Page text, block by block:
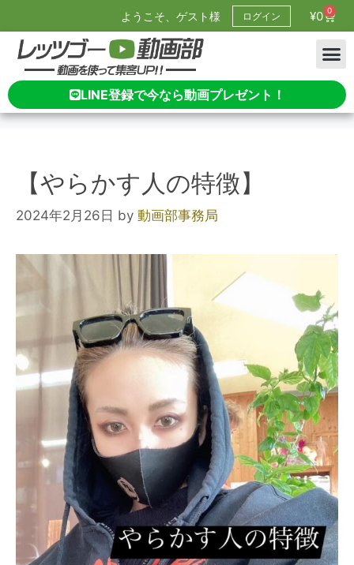
ようこそ、ゲスト様 ログイン ¥0 0
LINE登録で今なら動画プレゼント！
【やらかす人の特徴】
2024年2月26日 by 動画部事務局